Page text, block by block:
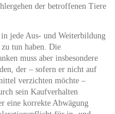
der betroffenen Tiere
jede Aus- und Weiterbildung
tun haben. Die
muss aber insbesondere
der – sofern er nicht auf
verzichten möchte –
sein Kaufverhalten
eine korrekte Abwägung